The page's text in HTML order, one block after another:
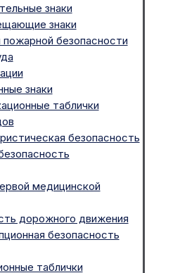
знаки
знаки
пожарной безопасности
знаки
таблички
безопасность
медицинской
дорожного движения
безопасность
таблички